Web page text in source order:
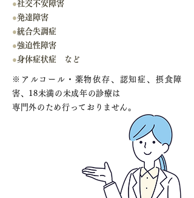
●社交不安障害
●発達障害
●統合失調症
●強迫性障害
●身体症状症 など
※アルコール・薬物依存、認知症、摂食障
害、18未満の未成年の診療は
専門外のため行っておりません。